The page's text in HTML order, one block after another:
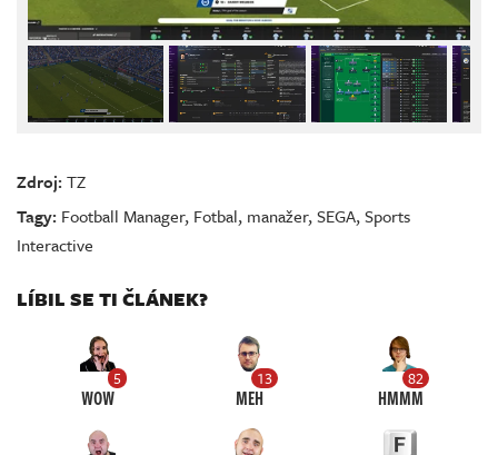
Zdroj:TZ
Tagy: Football Manager, Fotbal, manažer,SEGA,Sports
Interactive
LÍBIL SE TI ČLÁNEK?
5
WOW
13
MEH
82
HMMM